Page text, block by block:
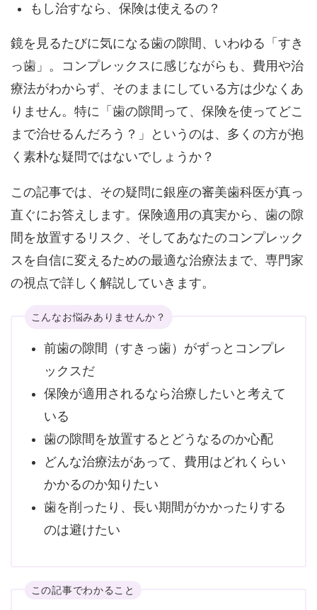
もし治すなら、保険は使えるの？
鏡を見るたびに気になる歯の隙間、いわゆる「すき
っ歯」。コンプレックスに感じながらも、費用や治
療法がわからず、そのままにしている方は少なくあ
りません。特に「歯の隙間って、保険を使ってどこ
まで治せるんだろう？」というのは、多くの方が抱
く素朴な疑問ではないでしょうか？
この記事では、その疑問に銀座の審美歯科医が真っ
直ぐにお答えします。保険適用の真実から、歯の隙
間を放置するリスク、そしてあなたのコンプレック
スを自信に変えるための最適な治療法まで、専門家
の視点で詳しく解説していきます。
こんなお悩みありませんか？
前歯の隙間（すきっ歯）がずっとコンプレ
ックスだ
保険が適用されるなら治療したいと考えて
いる
歯の隙間を放置するとどうなるのか心配
どんな治療法があって、費用はどれくらい
かかるのか知りたい
歯を削ったり、長い期間がかかったりする
のは避けたい
この記事でわかること